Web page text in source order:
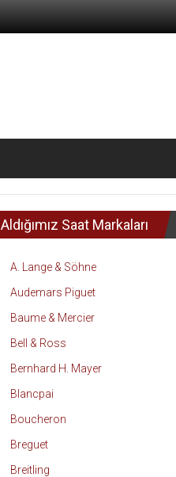
Aldığımız Saat Markaları
A. Lange & Söhne
Audemars Piguet
Baume & Mercier
Bell & Ross
Bernhard H. Mayer
Blancpai
Boucheron
Breguet
Breitling